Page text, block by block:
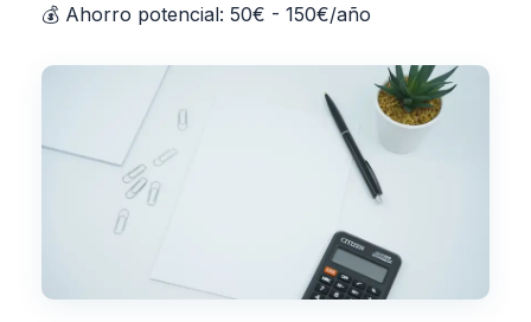
💰 Ahorro potencial: 50€ - 150€/año